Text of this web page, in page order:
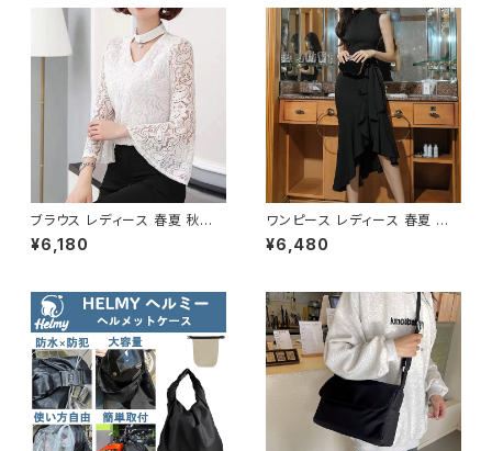
ブラウス レディース 春夏 秋冬
春 夏 秋 冬 白 シャツ トップス
フレアスリーブ チョーカー風 ラ
ホワイト ベージュ ダークグリー
ン コーヒー 韓国 ゆったり シー
スルー チョーカーネック ブラウ
スシャツ 体型カバー 二の腕カバ
ー シンプル シャツブラウス オフ
ィス カジュアル OL 上品 大人 1
0代 20代 30代 40代 C-TSS
0052
¥6,180
ワンピース レディース 春夏 秋
冬 春 夏 秋 冬 黒 ドレス マーメ
イドワンピース ドレスワンピー
レス 結婚式 パーティー お呼ば
れ ブラック ワインレッド ボルド
ー 10代 20代 30代 40代 C-D
SS1014
¥6,480